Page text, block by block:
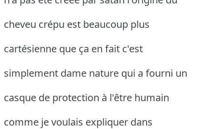
cheveu crépu est beaucoup plus
cartésienne que ça en fait c'est
simplement dame nature qui a fourni un
casque de protection à l'être humain
comme je voulais expliquer dans